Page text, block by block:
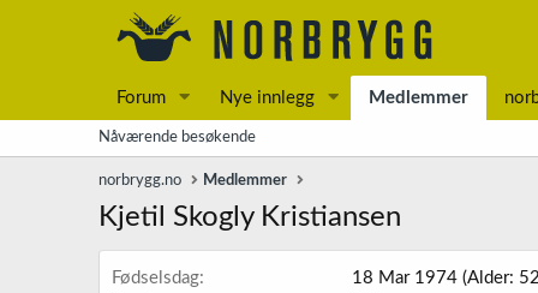
Forum Nye innlegg Medlemmer
Nåværende besøkende
norbrygg.no Medlemmer
Kjetil Skogly Kristiansen
Fødselsdag
18 Mar 1974 (Alder: